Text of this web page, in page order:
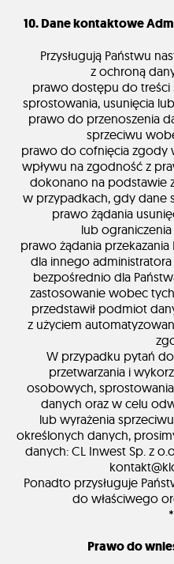
10. Dane kontaktowe
Przysługują Państwu
z ochroną
prawo dostępu do treści
sprostowania, usunięcia
prawo do przenoszenia
sprzeciwu
prawo do cofnięcia
wpływu na zgodność z
dokonano na podstawie
w przypadkach, gdy dane
prawo żądania
lub
prawo żądania
dla innego
bezpośrednio dla
zastosowanie wobec
przedstawił podmiot
z użyciem
W przypadku pytań
przetwarzania i
osobowych,
danych oraz w celu
lub wyrażenia
określonych danych,
danych: CL Inwest Sp. z
Ponadto przysługuje
do właściwego
Prawo do